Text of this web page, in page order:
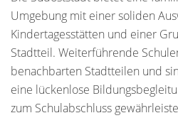
Umgebung mit einer soliden
Kindertagesstätten und einer
Stadtteil. Weiterführende
benachbarten Stadtteilen und
eine lückenlose
zum Schulabschluss